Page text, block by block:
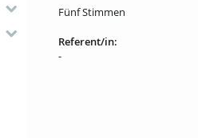
Fünf Stimmen
Referent/in:
-